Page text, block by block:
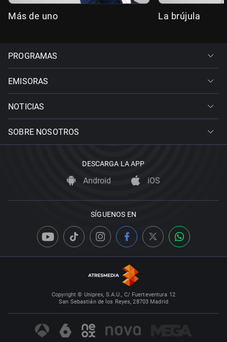
Más de uno La brújula
PROGRAMAS
EMISORAS
NOTICIAS
SOBRE NOSOTROS
DESCARGA LA APP
Android iOS
SÍGUENOS EN
Copyright © Uniprex, S.A.U., C/ Fuerteventura 12
San Sebastián de los Reyes, 28703 Madrid